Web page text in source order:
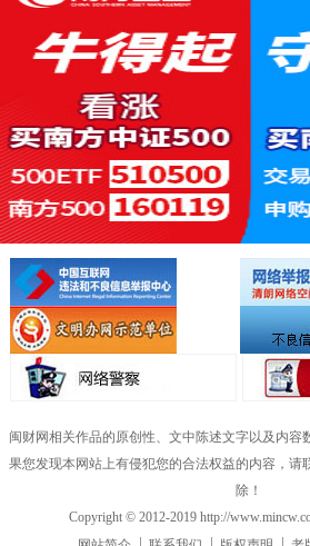
闽财网相关作品的原创性、文中陈述文字以及内容
果您发现本网站上有侵犯您的合法权益的内容，请
除！
Copyright © 2012-2019 http://